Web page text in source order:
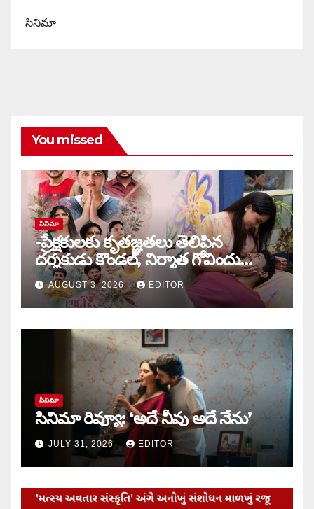
సినిమా
You missed
సినిమా
-ప్రేక్షకులకు కృతజ్ఞతలు తెలిపిన
దర్శకుడు కొండల్, నిర్మాత గోవిందు
కాండ్రేగుల
AUGUST 3, 2026 EDITOR
సినిమా
సినిమా రివ్యూ: ‘అదే నీవు అదే నేను’
JULY 31, 2026 EDITOR